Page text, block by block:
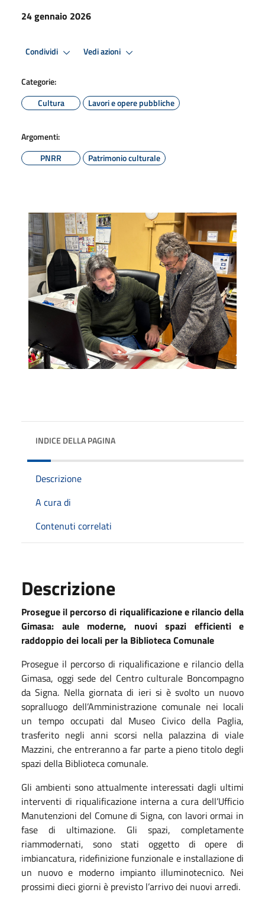
24 gennaio 2026
Condividi Vedi azioni
Categorie:
Cultura
Lavori e opere pubbliche
Argomenti:
PNRR
Patrimonio culturale
INDICE DELLA PAGINA
Descrizione
A cura di
Contenuti correlati
Descrizione
Prosegue il percorso di riqualificazione e rilancio della
Gimasa: aule moderne, nuovi spazi efficienti e
raddoppio dei locali per la Biblioteca Comunale
Prosegue il percorso di riqualificazione e rilancio della
Gimasa, oggi sede del Centro culturale Boncompagno
da Signa. Nella giornata di ieri si è svolto un nuovo
sopralluogo dell’Amministrazione comunale nei locali
un tempo occupati dal Museo Civico della Paglia,
trasferito negli anni scorsi nella palazzina di viale
Mazzini, che entreranno a far parte a pieno titolo degli
spazi della Biblioteca comunale.
Gli ambienti sono attualmente interessati dagli ultimi
interventi di riqualificazione interna a cura dell’Ufficio
Manutenzioni del Comune di Signa, con lavori ormai in
fase di ultimazione. Gli spazi, completamente
riammodernati, sono stati oggetto di opere di
imbiancatura, ridefinizione funzionale e installazione di
un nuovo e moderno impianto illuminotecnico. Nei
prossimi dieci giorni è previsto l’arrivo dei nuovi arredi.